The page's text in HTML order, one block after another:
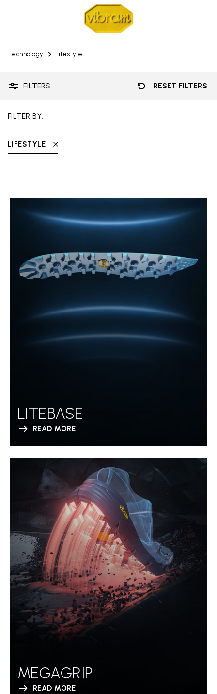
Technology Lifestyle
FILTERS RESET FILTERS
FILTER BY:
LIFESTYLE
LITEBASE
READ MORE
MEGAGRIP
READ MORE